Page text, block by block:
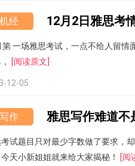
机经 12月2日雅思考
第 一场雅思考试，一点不给人留
[阅读原文]
12-05
写作 雅思写作难道不
考试题目只对最少字数做了要求，
天小新姐姐就来给大家揭秘！
[阅